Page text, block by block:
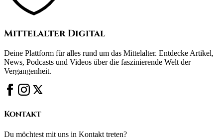
Mittelalter Digital
Deine Plattform für alles rund um das Mittelalter. Entdecke Artikel,
News, Podcasts und Videos über die faszinierende Welt der
Vergangenheit.
Kontakt
Du möchtest mit uns in Kontakt treten?